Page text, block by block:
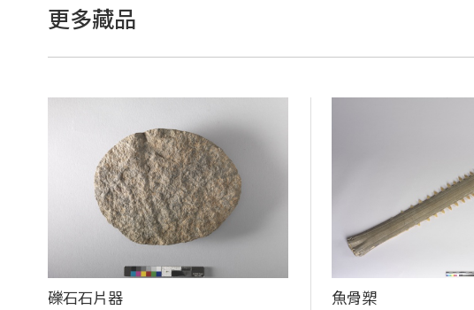
更多藏品
礫石石片器 魚骨槊